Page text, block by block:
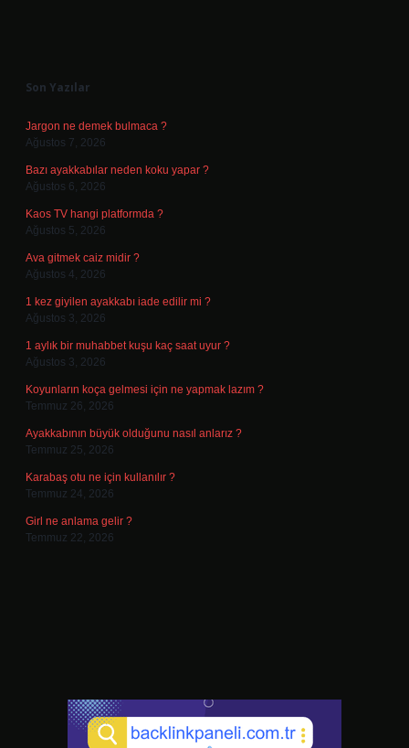
Son Yazılar
Jargon ne demek bulmaca ?
Ağustos 7, 2026
Bazı ayakkabılar neden koku yapar ?
Ağustos 6, 2026
Kaos TV hangi platformda ?
Ağustos 5, 2026
Ava gitmek caiz midir ?
Ağustos 4, 2026
1 kez giyilen ayakkabı iade edilir mi ?
Ağustos 3, 2026
1 aylık bir muhabbet kuşu kaç saat uyur ?
Ağustos 3, 2026
Koyunların koça gelmesi için ne yapmak lazım ?
Temmuz 26, 2026
Ayakkabının büyük olduğunu nasıl anlarız ?
Temmuz 25, 2026
Karabaş otu ne için kullanılır ?
Temmuz 24, 2026
Girl ne anlama gelir ?
Temmuz 22, 2026